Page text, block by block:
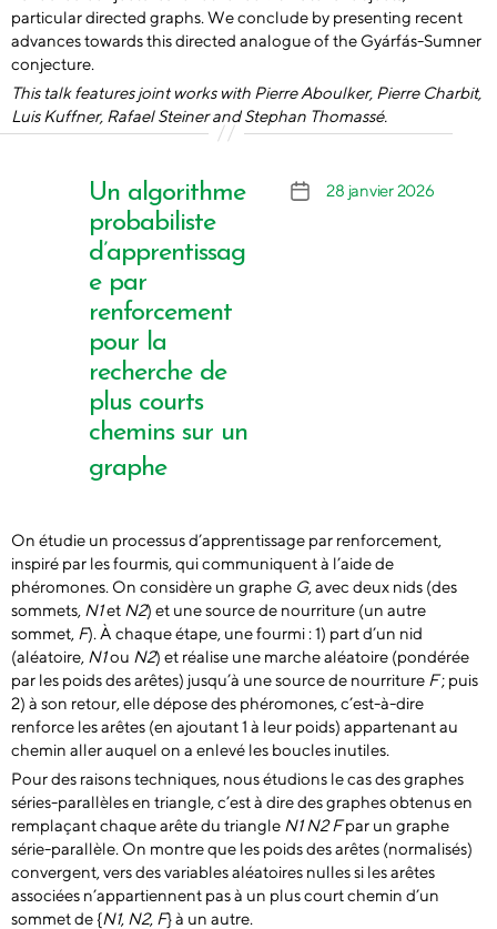
particular directed graphs. We conclude by presenting recent
advances towards this directed analogue of the Gyárfás-Sumner
conjecture.
This talk features joint works with Pierre Aboulker, Pierre Charbit,
Luis Kuffner, Rafael Steiner and Stephan Thomassé.
Un algorithme
probabiliste
d’apprentissag
e par
renforcement
pour la
recherche de
plus courts
chemins sur un
graphe
Date
28 janvier 2026
On étudie un processus d’apprentissage par renforcement,
inspiré par les fourmis, qui communiquent à l’aide de
phéromones. On considère un graphe G, avec deux nids (des
sommets, N1et N2) et une source de nourriture (un autre
sommet, F). À chaque étape, une fourmi : 1) part d’un nid
(aléatoire, N1ou N2) et réalise une marche aléatoire (pondérée
par les poids des arêtes) jusqu’à une source de nourriture F; puis
2) à son retour, elle dépose des phéromones, c’est-à-dire
renforce les arêtes (en ajoutant 1 à leur poids) appartenant au
chemin aller auquel on a enlevé les boucles inutiles.
Pour des raisons techniques, nous étudions le cas des graphes
séries-parallèles en triangle, c’est à dire des graphes obtenus en
remplaçant chaque arête du triangle N1 N2 Fpar un graphe
série-parallèle. On montre que les poids des arêtes (normalisés)
convergent, vers des variables aléatoires nulles si les arêtes
associées n’appartiennent pas à un plus court chemin d’un
sommet de {N1, N2, F} à un autre.